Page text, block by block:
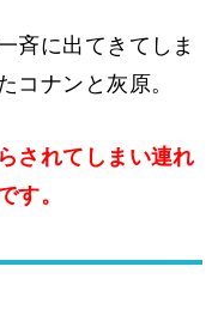
斉に出てきてしま
コナンと灰原。
されてしまい連れ
す。